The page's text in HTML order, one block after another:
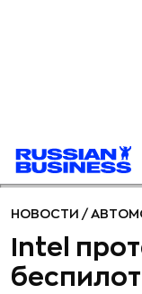
НОВОСТИ /
Intel